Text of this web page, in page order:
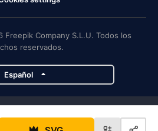
Company S.L.U. Todos los
reservados.
Español